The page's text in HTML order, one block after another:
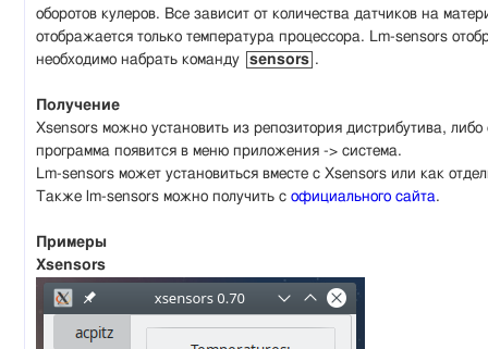
оборотов кулеров. Все зависит от количества датчиков на
отображается только температура процессора. Lm-sensors
необходимо набрать команду
sensors .
Получение
Xsensors можно установить из репозитория дистрибутива,
программа появится в меню приложения -> система.
Lm-sensors может установиться вместе с Xsensors или как
Также lm-sensors можно получить с официального сайта.
Примеры
Xsensors